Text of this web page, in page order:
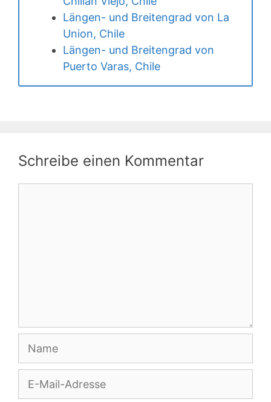
Längen- und Breitengrad von La
Union, Chile
Längen- und Breitengrad von
Puerto Varas, Chile
Schreibe einen Kommentar